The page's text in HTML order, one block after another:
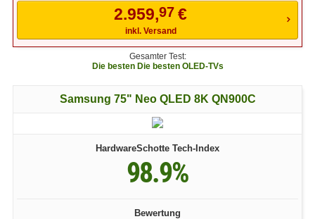
2.959,97 €
inkl. Versand
Gesamter Test:
Die besten Die besten OLED-TVs
Samsung 75" Neo QLED 8K QN900C
HardwareSchotte Tech-Index
98.9%
Bewertung